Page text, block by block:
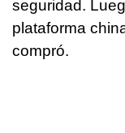
seguridad.
plataforma
compró.